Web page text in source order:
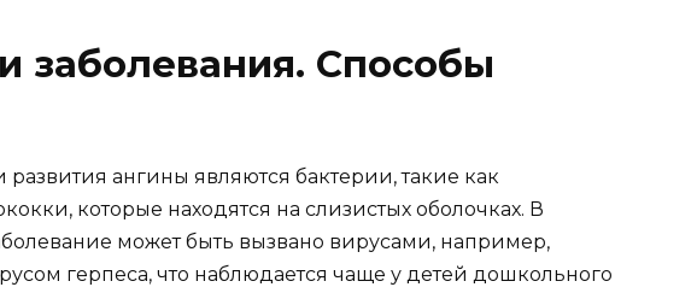
заболевания. Способы
ангины являются бактерии, такие как
которые находятся на слизистых оболочках. В
может быть вызвано вирусами, например,
герпеса, что наблюдается чаще у детей дошкольного